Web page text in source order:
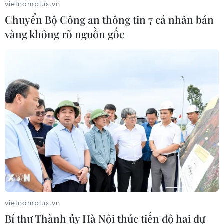
Xe khách lao xuống hố sâu bên
đường, 18 hành khách thoát nạn
Dự án đường sắt nhẹ Phú Quốc sẽ
vận hành chạy thử nghiệm vào giữa
năm 2027
07/08/2026 08:28
Bộ Xây dựng yêu cầu đầu tư hệ
thống trạm sạc điện trên cao tốc
Bắc-Nam
vietnamplus.vn
Chuyển Bộ Công an thông tin 7 cá nhân bán
vàng không rõ nguồn gốc
vietnamplus.vn
Bí thư Thành ủy Hà Nội thúc tiến độ hai dự